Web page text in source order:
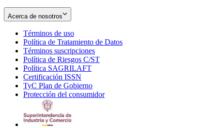
Acerca de nosotros
Términos de uso
in
new
window
Política de Tratamiento de Datos
Términos suscripciones
in
Política de Riesgos C/ST
Política SAGRILAFT
new
window
Certificación ISSN
in
new
TyC Plan de Gobierno
in
Protección del consumidorOpens